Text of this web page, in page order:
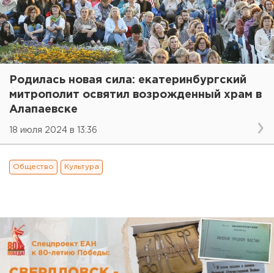
Родилась новая сила: екатеринбургский
митрополит освятил возрожденный храм в
Алапаевске
18 июля 2024 в 13:36
Общество Культура